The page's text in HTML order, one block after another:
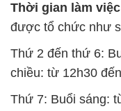
Thời gian làm việc
được tổ chức như
Thứ 2 đến thứ 6:
chiều: từ 12h30
Thứ 7: Buổi sáng: